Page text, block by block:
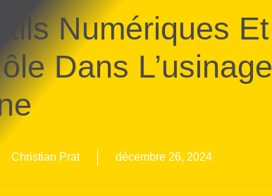
Numériques Et
Dans L’usinage
Christian Prat décembre 26, 2024